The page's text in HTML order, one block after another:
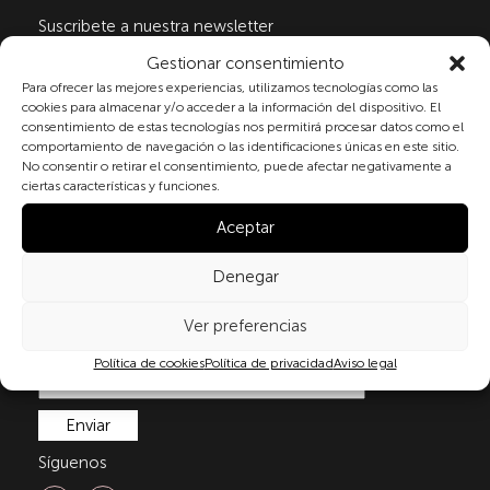
Gestionar consentimiento
Para ofrecer las mejores experiencias, utilizamos tecnologías como las
cookies para almacenar y/o acceder a la información del dispositivo. El
consentimiento de estas tecnologías nos permitirá procesar datos como el
comportamiento de navegación o las identificaciones únicas en este sitio.
No consentir o retirar el consentimiento, puede afectar negativamente a
ciertas características y funciones.
Aceptar
Denegar
Ver preferencias
Política de cookiesPolítica de privacidadAviso legal
Suscribete a nuestra newsletter
Al marcar la casilla y enviar este formulario, usted
consiente expresamente el tratamiento de sus datos
personales conforme a la normativa vigente en
materia de protección de datos personales, en
particular, de acuerdo con lo dispuesto en el
Reglamento (UE) 2016/679 del Parlamento Europeo y
del Consejo de 27 de abril de 2016 (RGPD) y la Ley
Orgánica 3/2018, de 5 de diciembre, de Protección de
digitale(LOPDGDD). Para más información puede
Síguenos